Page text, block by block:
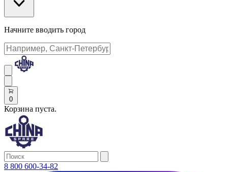
Начните вводить город
0
Корзина пуста.
8 800 600-34-82